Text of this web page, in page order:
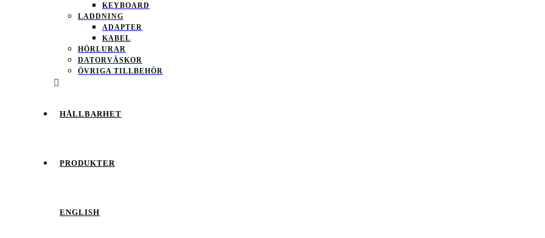
KEYBOARD
LADDNING
ADAPTER
KABEL
HÖRLURAR
DATORVÄSKOR
ÖVRIGA TILLBEHÖR
HÅLLBARHET
PRODUKTER
ENGLISH